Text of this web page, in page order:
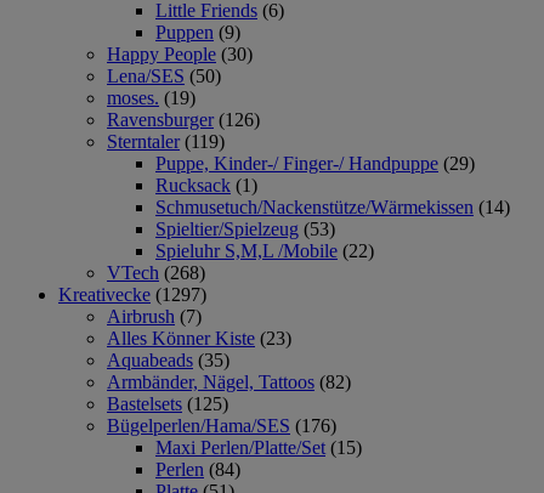
Little Friends (6)
Puppen (9)
Happy People (30)
Lena/SES (50)
moses. (19)
Ravensburger (126)
Sterntaler (119)
Puppe, Kinder-/ Finger-/ Handpuppe (29)
Rucksack (1)
Schmusetuch/Nackenstütze/Wärmekissen (14)
Spieltier/Spielzeug (53)
Spieluhr S,M,L /Mobile (22)
VTech (268)
Kreativecke (1297)
Airbrush (7)
Alles Könner Kiste (23)
Aquabeads (35)
Armbänder, Nägel, Tattoos (82)
Bastelsets (125)
Bügelperlen/Hama/SES (176)
Maxi Perlen/Platte/Set (15)
Perlen (84)